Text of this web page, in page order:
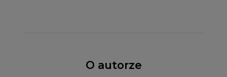
O autorze